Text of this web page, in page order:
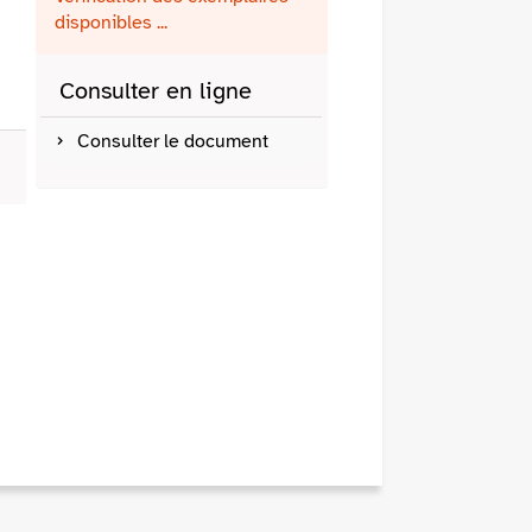
disponibles ...
Consulter en ligne
Consulter le document